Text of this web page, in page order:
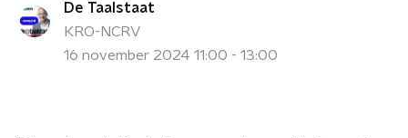
De Taalstaat
KRO-NCRV
16 november 2024 11:00 - 13:00